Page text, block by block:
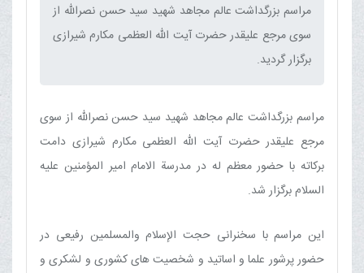
مراسم بزرگداشت عالم مجاهد شهید سید حسن نصرالله از
سوی مرجع علیقدر حضرت آیت الله العظمی مکارم شیرازی
برگزار گردید.‌
مراسم بزرگداشت عالم مجاهد شهید سید حسن نصرالله از سوی
مرجع علیقدر حضرت آیت الله العظمی مکارم شیرازی دامت
برکاته با حضور معظم له در مدرسة الامام امیر المؤمنین علیه
السلام برگزار شد.
این مراسم با سخنرانی حجت الإسلام والمسلمین رفیعی در
حضور پرشور علما و اساتید و شخصیت های کشوری و لشکری و